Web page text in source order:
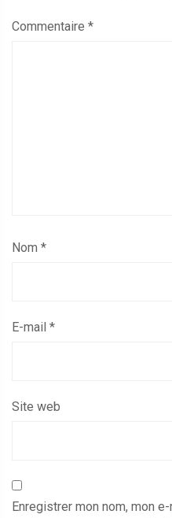
Commentaire *
Nom *
E-mail *
Site web
Enregistrer mon nom, mon